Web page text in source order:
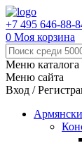
+7 495 646-88-
0 Моя корзина
Меню каталога
Меню сайта
Вход /